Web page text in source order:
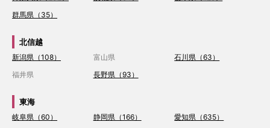
群馬県（35）
北信越
新潟県（108） 富山県
石川県（63）
福井県
長野県（93）
東海
岐阜県（60） 静岡県（166）
愛知県（635）